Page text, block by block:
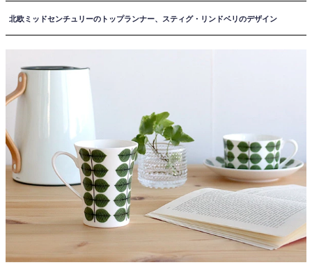
北欧ミッドセンチュリーのトップランナー、スティグ・リンドベリのデザイン